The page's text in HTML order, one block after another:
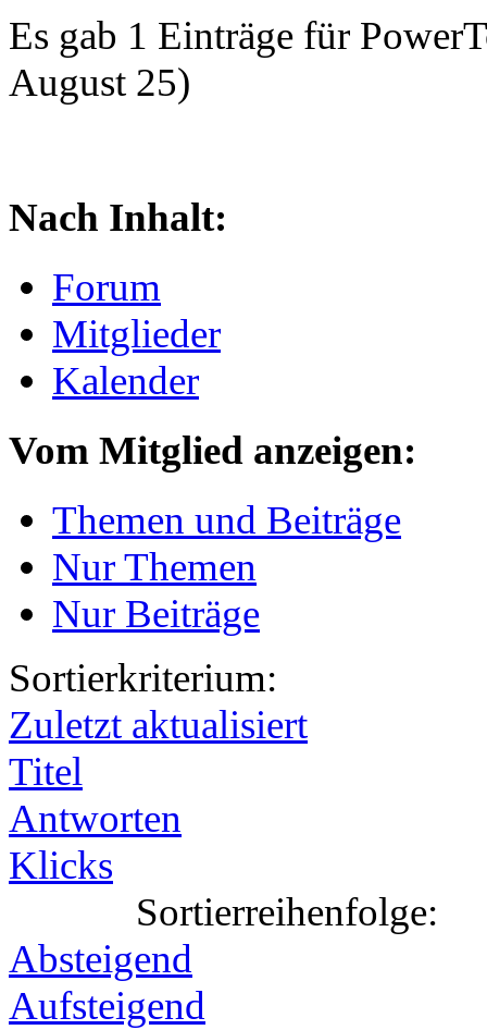
Es gab 1 Einträge für
August 25)
Nach Inhalt:
Forum
Mitglieder
Kalender
Vom Mitglied anzeigen:
Themen und Beiträge
Nur Themen
Nur Beiträge
Sortierkriterium:
Zuletzt aktualisiert
Titel
Antworten
Klicks
Sortierreihenfolge:
Absteigend
Aufsteigend